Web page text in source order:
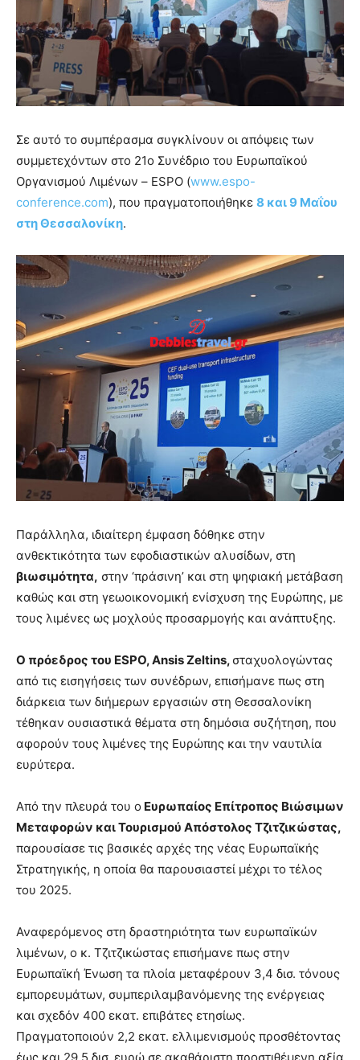
Σε αυτό το συμπέρασμα συγκλίνουν οι απόψεις των
συμμετεχόντων στο 21ο Συνέδριο του Ευρωπαϊκού
Οργανισμού Λιμένων – ESPO (www.espo-
conference.com), που πραγματοποιήθηκε 8 και 9 Μαΐου
στη Θεσσαλονίκη.
Παράλληλα, ιδιαίτερη έμφαση δόθηκε στην
ανθεκτικότητα των εφοδιαστικών αλυσίδων, στη
βιωσιμότητα, στην ‘πράσινη’ και στη ψηφιακή μετάβαση
καθώς και στη γεωοικονομική ενίσχυση της Ευρώπης, με
τους λιμένες ως μοχλούς προσαρμογής και ανάπτυξης.
Ο πρόεδρος του ESPO, Ansis Zeltins, σταχυολογώντας
από τις εισηγήσεις των συνέδρων, επισήμανε πως στη
διάρκεια των διήμερων εργασιών στη Θεσσαλονίκη
τέθηκαν ουσιαστικά θέματα στη δημόσια συζήτηση, που
αφορούν τους λιμένες της Ευρώπης και την ναυτιλία
ευρύτερα.
Από την πλευρά του ο Ευρωπαίος Επίτροπος Βιώσιμων
Μεταφορών και Τουρισμού Απόστολος Τζιτζικώστας,
παρουσίασε τις βασικές αρχές της νέας Ευρωπαϊκής
Στρατηγικής, η οποία θα παρουσιαστεί μέχρι το τέλος
του 2025.
Αναφερόμενος στη δραστηριότητα των ευρωπαϊκών
λιμένων, ο κ. Τζιτζικώστας επισήμανε πως στην
Ευρωπαϊκή Ένωση τα πλοία μεταφέρουν 3,4 δισ. τόνους
εμπορευμάτων, συμπεριλαμβανόμενης της ενέργειας
και σχεδόν 400 εκατ. επιβάτες ετησίως.
Πραγματοποιούν 2,2 εκατ. ελλιμενισμούς προσθέτοντας